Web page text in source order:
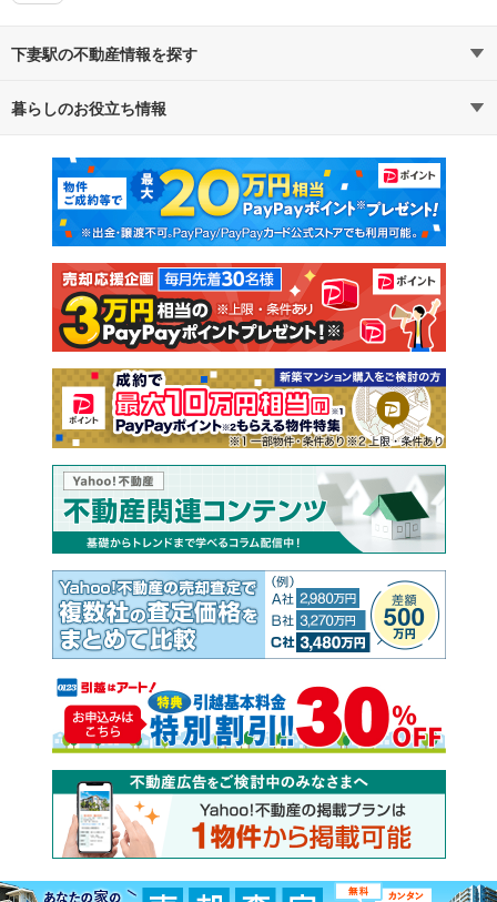
下妻駅の不動産情報を探す
不動産・住宅
新築マンション 中古マンション
新築一戸建て 中古一戸建て
注文住宅 土地
売却査定
暮らしのお役立ち情報
マンションカタログ 教えて！住まいの先生